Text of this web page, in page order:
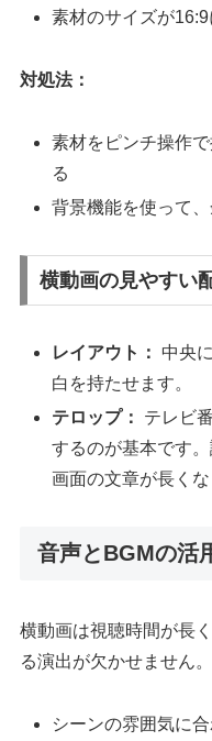
素材のサイズが
対処法：
素材をピンチ操作
る
背景機能を使って
横動画の見やすい
レイアウト：
中央
白を持たせます。
テロップ：
テレビ
するのが基本です
画面の文章が長く
音声とBGMの活
横動画は視聴時間が長
る演出が欠かせません。
シーンの雰囲気に